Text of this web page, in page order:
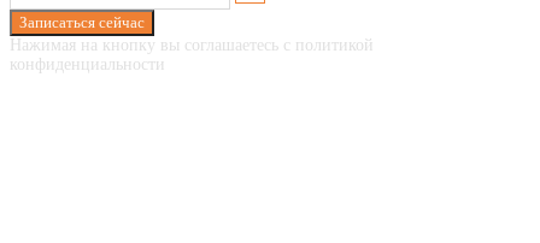
Записаться сейчас
Нажимая на кнопку вы соглашаетесь с политикой
конфиденциальности